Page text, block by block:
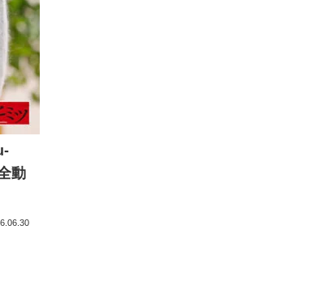
動